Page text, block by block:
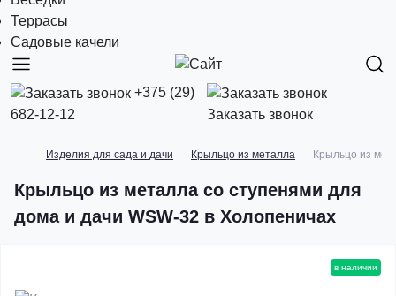
Террасы
Садовые качели
+375 (29)
682-12-12
Заказать звонок
Изделия для сада и дачи Крыльцо из металла Крыльцо из
Крыльцо из металла со ступенями для
дома и дачи WSW-32 в Холопеничах
в наличии